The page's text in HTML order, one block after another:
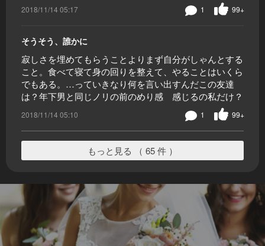
2018/11/14 05:17 99+
1
そうそう、誰かに
寂しさを埋めてもらうことよりまず自分がしゃんとする
こと。食べて寝て身の回りを整えて、やることはいくら
でもある。…っていきなり何を言い出すんだこの友達
は？年下男と同じノリの前のめり感 感じるの私だけ？
2018/11/14 05:10 99+
1
もっと見る （ 65 件 ）